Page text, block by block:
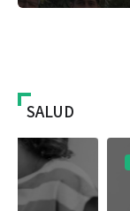
SALUD
Salud